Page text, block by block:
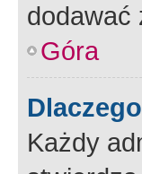
dodawać
Góra
Każdy